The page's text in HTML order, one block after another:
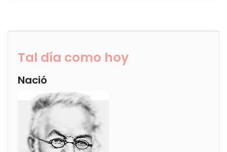
Tal día como hoy
Nació